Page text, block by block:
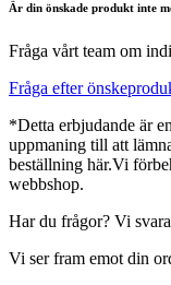
Är din önskade produkt inte
Fråga vårt team om
Fråga efter
*Detta erbjudande är
uppmaning till att
beställning här.Vi
webbshop.
Har du frågor? Vi
Vi ser fram emot din